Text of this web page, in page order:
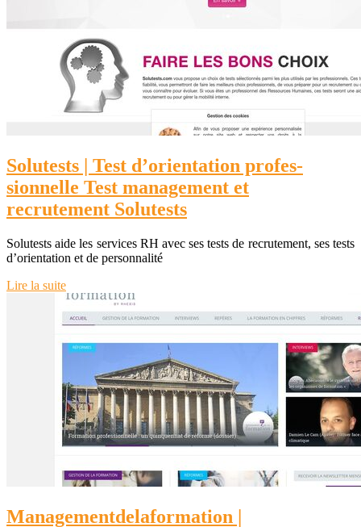
Solutests | Test d’orientation profes­
sionnel­le Test management et
recrutement Solutests
Solutests aide les services RH avec ses tests de recrutement, ses tests
d’orientation et de personnalité
Lire la suite
Managementdelafor­ma­tion |